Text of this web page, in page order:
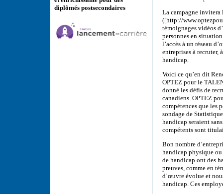
diplômés postsecondaires
La campagne invitera
([http://
témoignages vidéos
personnes en
l’accès à un réseau
entreprises à recruter,
handicap.
Voici ce qu’en dit
OPTEZ pour le
donné les défis de
canadiens. OPTEZ
compétences que les
sondage de
handicap seraient
compétents sont
Bon nombre
handicap physique
de handicap ont des
preuves, comme en
d’œuvre évolue et
handicap. Ces